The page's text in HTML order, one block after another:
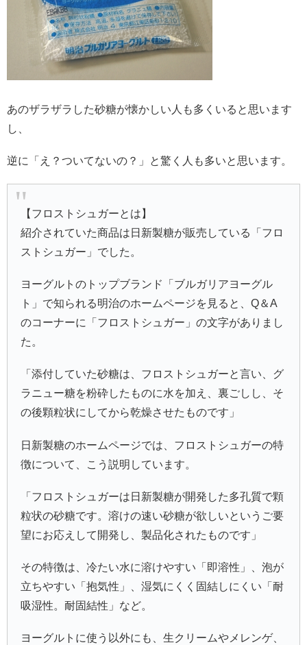
あのザラザラした砂糖が懐かしい人も多くいると思います
し、
逆に「え？ついてないの？」と驚く人も多いと思います。
【フロストシュガーとは】
紹介されていた商品は日新製糖が販売している「フロ
ストシュガー」でした。
ヨーグルトのトップブランド「ブルガリアヨーグル
ト」で知られる明治のホームページを見ると、Q＆A
のコーナーに「フロストシュガー」の文字がありまし
た。
「添付していた砂糖は、フロストシュガーと言い、グ
ラニュー糖を粉砕したものに水を加え、裏ごしし、そ
の後顆粒状にしてから乾燥させたものです」
日新製糖のホームページでは、フロストシュガーの特
徴について、こう説明しています。
「フロストシュガーは日新製糖が開発した多孔質で顆
粒状の砂糖です。溶けの速い砂糖が欲しいというご要
望にお応えして開発し、製品化されたものです」
その特徴は、冷たい水に溶けやすい「即溶性」、泡が
立ちやすい「抱気性」、湿気にくく固結しにくい「耐
吸湿性。耐固結性」など。
ヨーグルトに使う以外にも、生クリームやメレンゲ、